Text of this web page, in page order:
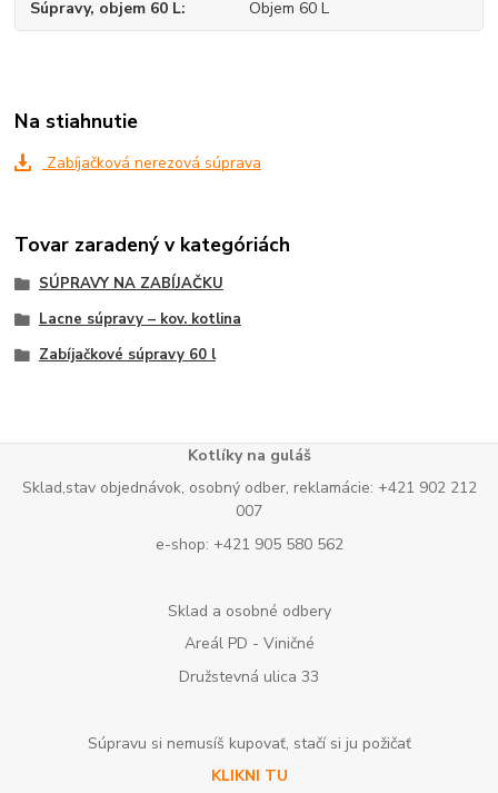
Súpravy, objem 60 L Objem 60 L
Na stiahnutie
Zabíjačková nerezová súprava
Tovar zaradený v kategóriách
SÚPRAVY NA ZABÍJAČKU
Lacne súpravy – kov. kotlina
Zabíjačkové súpravy 60 l
Kotlíky na guláš
Sklad,stav objednávok, osobný odber, reklamácie: +421 902 212
007
e-shop: +421 905 580 562
Sklad a osobné odbery
Areál PD - Viničné
Družstevná ulica 33
Súpravu si nemusíš kupovať, stačí si ju požičať
KLIKNI TU